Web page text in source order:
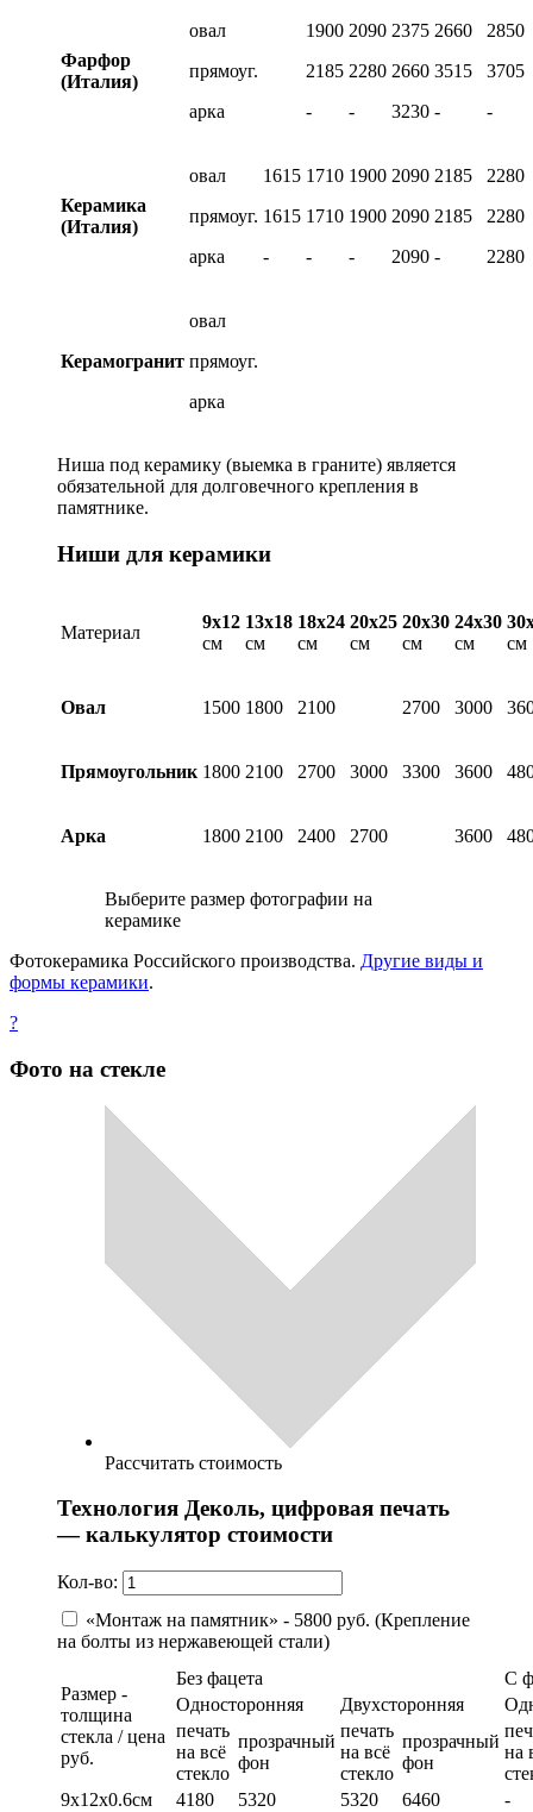
Фарфор
(Италия)
овал
прямоуг.
арка
1900
2185
-
2090
2280
-
2375
2660
3230
2660
3515
-
2850
3705
-
Керамика
(Италия)
овал
прямоуг.
арка
1615
1615
-
1710
1710
-
1900
1900
-
2090
2090
2090
2185
2185
-
2280
2280
2280
Керамогранит
овал
прямоуг.
арка
Ниша под керамику (выемка в граните) является
обязательной для долговечного крепления в
памятнике.
Ниши для керамики
Материал
9х12
см
13х18
см
18х24
см
20х25
см
20х30
см
24х30
см
см
Овал 1500 1800 2100 2700 3000
Прямоугольник 1800 2100 2700 3000 3300 3600
Арка 1800 2100 2400 2700 3600
Выберите размер фотографии на
керамике
Фотокерамика Российского производства. Другие виды и
формы керамики.
?
Фото на стекле
Рассчитать стоимость
Технология Деколь, цифровая печать
— калькулятор стоимости
Кол-во:
«Монтаж на памятник» - 5800 руб. (Крепление
на болты из нержавеющей стали)
Размер -
толщина
стекла / цена
руб.
Без фацета
С
Односторонняя
Двухсторонняя
печать
на всё
стекло
прозрачный
фон
печать
на всё
стекло
прозрачный
фон
на
9х12х0.6см
4180 5320 5320 6460
-